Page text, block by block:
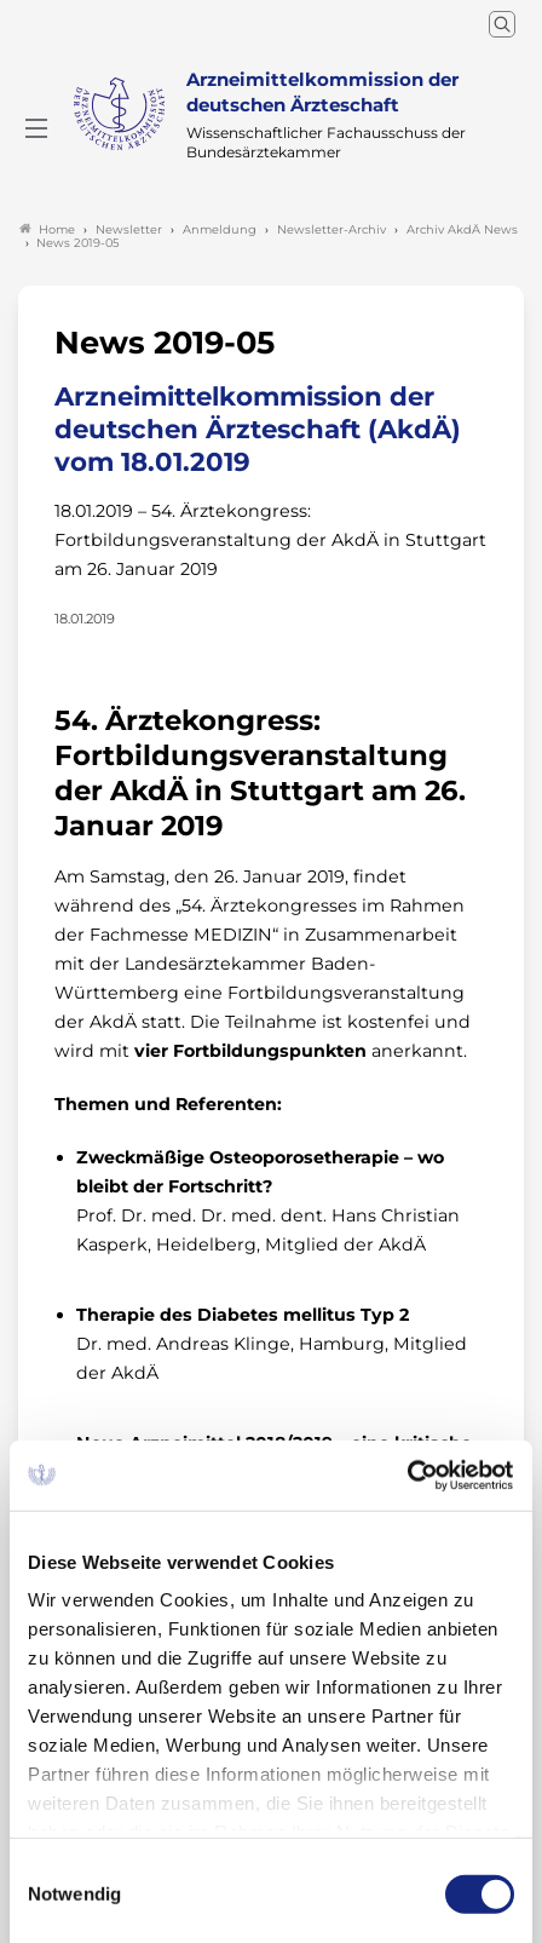
Diese Webseite verwendet Cookies
Wir verwenden Cookies, um Inhalte und Anzeigen zu
personalisieren, Funktionen für soziale Medien anbieten
zu können und die Zugriffe auf unsere Website zu
analysieren. Außerdem geben wir Informationen zu Ihrer
Verwendung unserer Website an unsere Partner für
soziale Medien, Werbung und Analysen weiter. Unsere
Partner führen diese Informationen möglicherweise mit
weiteren Daten zusammen, die Sie ihnen bereitgestellt
Cookies, wenn Sie unsere Webseite weiterhin
Notwendig
Arzneimittelkommission der
deutschen Ärzteschaft
Wissenschaftlicher Fachausschuss der
Bundesärztekammer
Home Newsletter Anmeldung Newsletter-Archiv
Archiv AkdÄ News
News 2019-05
News 2019-05
Arzneimittelkommission der
deutschen Ärzteschaft (AkdÄ)
vom 18.01.2019
18.01.2019 – 54. Ärztekongress:
Fortbildungsveranstaltung der AkdÄ in Stuttgart
am 26. Januar 2019
18.01.2019
54. Ärztekongress:
Fortbildungsveranstaltung
der AkdÄ in Stuttgart am 26.
Januar 2019
Am Samstag, den 26. Januar 2019, findet
während des „54. Ärztekongresses im Rahmen
der Fachmesse MEDIZIN“ in Zusammenarbeit
mit der Landesärztekammer Baden-
Württemberg eine Fortbildungsveranstaltung
der AkdÄ statt. Die Teilnahme ist kostenfei und
wird mit vier Fortbildungspunkten anerkannt.
Themen und Referenten:
Zweckmäßige Osteoporosetherapie – wo
bleibt der Fortschritt?
Prof. Dr. med. Dr. med. dent. Hans Christian
Kasperk, Heidelberg, Mitglied der AkdÄ
Therapie des Diabetes mellitus Typ 2
Dr. med. Andreas Klinge, Hamburg, Mitglied
der AkdÄ
Neue Arzneimittel 2018/2019 – eine kritische
Prof. Dr. med. Wolf-Dieter Ludwig, Vorsitzender
der AkdÄ
Dr. med. Katrin Bräutigam, Geschäftsführerin der
AkdÄ
Begrüßung:
Landesärztekammer Baden-Württemberg